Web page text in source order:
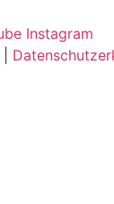
Instagram